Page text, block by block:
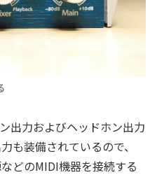
出力およびヘッドホン出力
も装備されているので、
どのMIDI機器を接続する